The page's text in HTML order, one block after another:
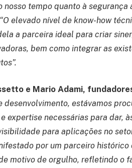
nosso tempo quanto à segurança
“O elevado nível de know-how
a parceira ideal para criar
bem como integrar as
e Mario Adami,
desenvolvimento, estávamos
expertise necessárias para dar,
para aplicações no
por um parceiro
motivo de orgulho, refletindo o